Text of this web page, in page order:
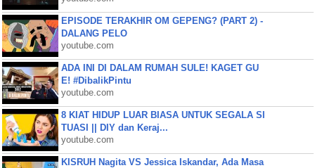
EPISODE TERAKHIR OM GEPENG? (PART 2) -
DALANG PELO
youtube.com
ADA INI DI DALAM RUMAH SULE! KAGET GU
E! #DibalikPintu
youtube.com
8 KIAT HIDUP LUAR BIASA UNTUK SEGALA SI
TUASI || DIY dan Keraj...
youtube.com
KISRUH Nagita VS Jessica Iskandar, Ada Masa